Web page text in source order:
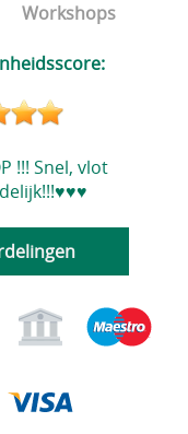
Workshops
!!! Snel, vlot